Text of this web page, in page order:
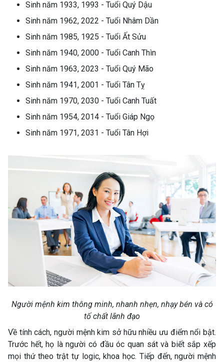
Sinh năm 1933, 1993 - Tuổi Quý Dậu
Sinh năm 1962, 2022 - Tuổi Nhâm Dần
Sinh năm 1985, 1925 - Tuổi Ất Sửu
Sinh năm 1940, 2000 - Tuổi Canh Thìn
Sinh năm 1963, 2023 - Tuổi Quý Mão
Sinh năm 1941, 2001 - Tuổi Tân Tỵ
Sinh năm 1970, 2030 - Tuổi Canh Tuất
Sinh năm 1954, 2014 - Tuổi Giáp Ngọ
Sinh năm 1971, 2031 - Tuổi Tân Hợi
Người mệnh kim thông minh, nhanh nhẹn, nhạy bén và có
tố chất lãnh đạo
Về tính cách, người mệnh kim sở hữu nhiều ưu điểm nổi bật.
Trước hết, họ là người có đầu óc quan sát và biết sắp xếp
mọi thứ theo trật tự logic, khoa học. Tiếp đến, người mệnh